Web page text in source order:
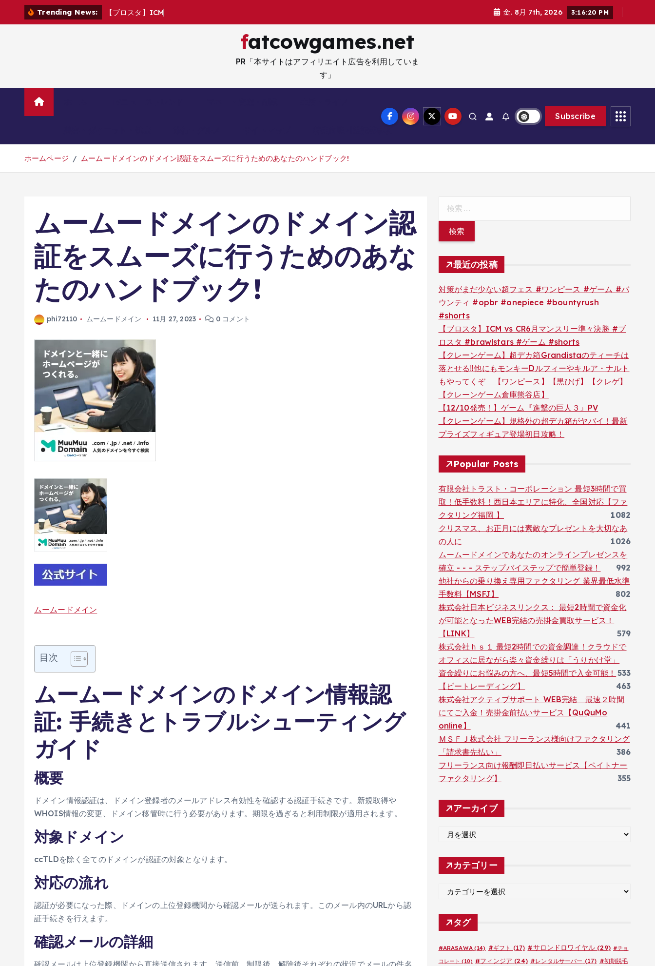
Trending News: 【ブロ ス タ 】 ICM 金. 8月 7th, 2026 3:16:21 PM
fatcowgames.net
PR「本サイトはアフィリエイト広告を利用していま
す」
Subscribe
ホームページ ムームードメインのドメイン認証をスムーズに行うためのあなたのハンドブック!
ムームードメインのドメイン認
証をスムーズに行うためのあな
たのハンドブック!
phi72110 ムームードメイン 11月 27, 2023 0 コメント
ムームードメイン
目次
ムームードメインのドメイン情報認
証: 手続きとトラブルシューティング
ガイド
概要
ドメイン情報認証は、ドメイン登録者のメールアドレス有効性を確認する認証手続きです。新規取得や
WHOIS情報の変更、ドメイン移管時に行う必要があります。期限を過ぎると利用制限が適用されます。
対象ドメイン
ccTLDを除く全てのドメインが認証の対象となります。
対応の流れ
認証が必要になった際、ドメインの上位登録機関から確認メールが送られます。このメール内のURLから認
証手続きを行えます。
確認メールの詳細
確認メールは上位登録機関から直接送信されます。送信前、制限後、解除後それぞれの状況でメールの件名
最近の投稿
対策がまだ少ない超フェス #ワンピース #ゲーム #バ
ウンティ #opbr #onepiece #bountyrush
#shorts
【ブロスタ】ICM vs CR6月マンスリー準々決勝 #ブ
ロスタ #brawlstars #ゲーム #shorts
【クレーンゲーム】超デカ箱Grandistaのティーチは
落とせる‼︎他にもモンキーDルフィーやキルア・ナルト
もやってくぞ 【ワンピース】【黒ひげ】【クレゲ】
【クレーンゲーム倉庫熊谷店】
【12/10発売！】ゲーム『進撃の巨人３』PV
【クレーンゲーム】規格外の超デカ箱がヤバイ！最新
プライズフィギュア登場初日攻略！
Popular Posts
有限会社トラスト・コーポレーション 最短3時間で買
取！低手数料！西日本エリアに特化、全国対応【ファ
クタリング福岡 】
1082
クリスマス、お正月には素敵なプレゼントを大切なあ
の人に
1026
ムームードメインであなたのオンラインプレゼンスを
確立 - - - ステップバイステップで簡単登録！
992
他社からの乗り換え専用ファクタリング 業界最低水準
手数料【MSFJ】
802
株式会社日本ビジネスリンクス： 最短2時間で資金化
が可能となったWEB完結の売掛金買取サービス！
【LINK】
579
株式会社ｈｓ１ 最短2時間での資金調達！クラウドで
オフィスに居ながら楽々資金繰りは「うりかけ堂」
533
資金繰りにお悩みの方へ、最短5時間で入金可能！
【ビートレーディング】
463
株式会社アクティブサポート WEB完結 最速２時間
にてご入金！売掛金前払いサービス【QuQuMo
online】
441
ＭＳＦＪ株式会社 フリーランス様向けファクタリング
「請求書先払い」
386
フリーランス向け報酬即日払いサービス【ペイトナー
ファクタリング】
355
アーカイブ
カ
イ
カテゴリー
ゴ
リ
タグ
#ARASAWA(14) #ギフト (17) #サロンドロワイヤル (29) #チョ
コレート (10) #フィンジア (24) #レンタルサーバー (17) #初期脱毛